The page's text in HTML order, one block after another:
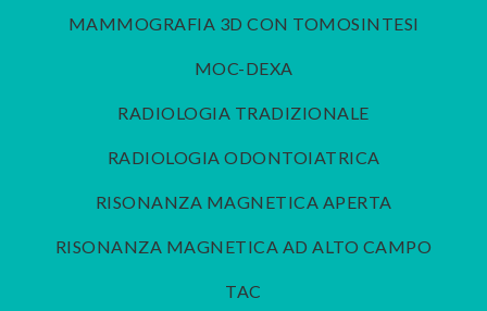
MAMMOGRAFIA 3D CON TOMOSINTESI
MOC-DEXA
RADIOLOGIA TRADIZIONALE
RADIOLOGIA ODONTOIATRICA
RISONANZA MAGNETICA APERTA
RISONANZA MAGNETICA AD ALTO CAMPO
TAC